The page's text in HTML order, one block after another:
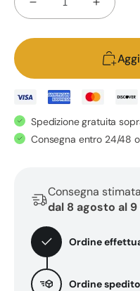
Diminuisci
per
Patologie
Pelviche
e
Vaginite
Aumenta
Kit
per
Pelviche
Spedizione gratuita
Consegna entro 24/48
Consegna
dal 8 agosto al
Ordine
Ordine spedito